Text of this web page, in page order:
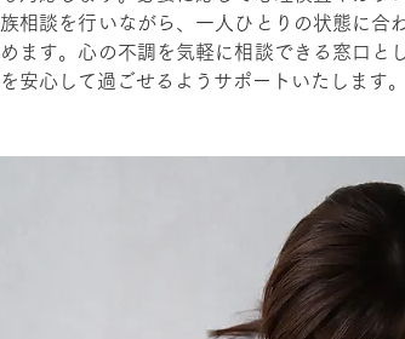
族相談を行いながら、一人ひとりの状態に合
めます。心の不調を気軽に相談できる窓口と
を安心して過ごせるようサポートいたします。